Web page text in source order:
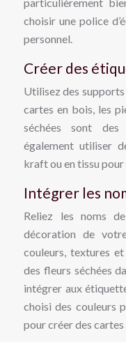
choisir une police
personnel.
Créer des
Utilisez des
cartes en bois, les
séchées sont des
également utiliser
kraft ou en tissu
Intégrer les
Reliez les noms
décoration de
couleurs, textures
des fleurs séchées
intégrer aux
choisi des couleurs
pour créer des